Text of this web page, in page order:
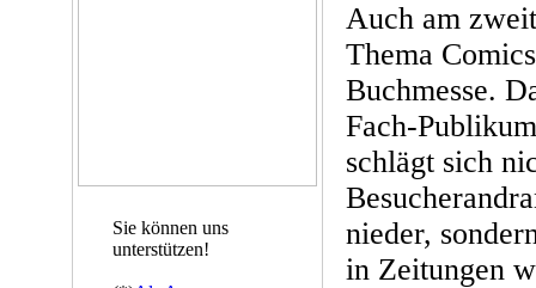
Sie können uns
unterstützen!
Auch am
Thema
Buchmesse.
Fach-
schlägt sich
nieder,
in Zeitungen